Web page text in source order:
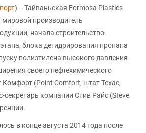
) -- Тайваньская Formosa Plastics
мировой производитель
начала строительство
блока дегидрирования пропана
полиэтилена высокого давления
своего нефтехимического
Комфорт (Point Comfort, штат Техас,
компании Стив Райс (Steve
в конце августа 2014 года после